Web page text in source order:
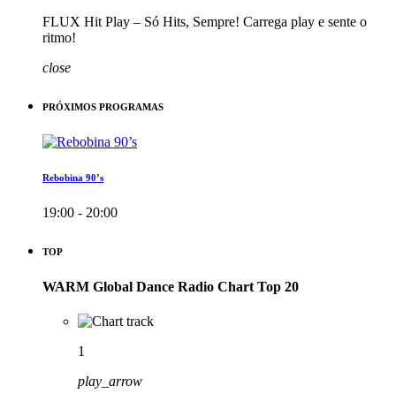
FLUX Hit Play – Só Hits, Sempre! Carrega play e sente o
ritmo!
close
PRÓXIMOS PROGRAMAS
Rebobina 90’s
19:00 - 20:00
TOP
WARM Global Dance Radio Chart Top 20
1
play_arrow